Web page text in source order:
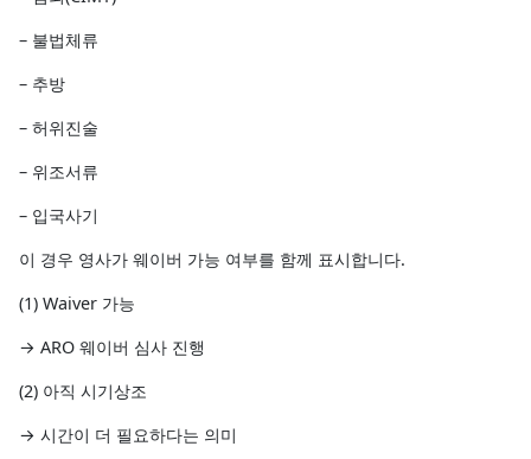
– 불법체류
– 추방
– 허위진술
– 위조서류
– 입국사기
이 경우 영사가 웨이버 가능 여부를 함께 표시합니다.
(1) Waiver 가능
→ ARO 웨이버 심사 진행
(2) 아직 시기상조
→ 시간이 더 필요하다는 의미